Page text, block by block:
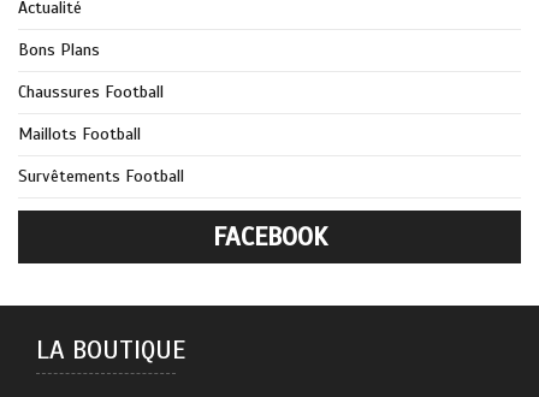
Actualité
Bons Plans
Chaussures Football
Maillots Football
Survêtements Football
FACEBOOK
LA BOUTIQUE